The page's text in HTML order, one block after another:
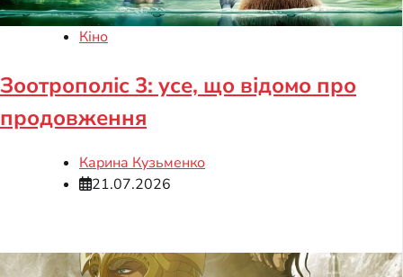
Кіно
Зоотрополіс 3: усе, що відомо про
продовження
Карина Кузьменко
21.07.2026